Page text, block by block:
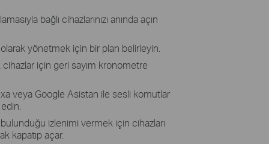
bağlı cihazlarınızı anında açın
yönetmek için bir plan belirleyin.
cihazlar için geri sayım kronometre
veya Google Asistan ile sesli komutlar
izlenimi vermek için cihazları
kapatıp açar.